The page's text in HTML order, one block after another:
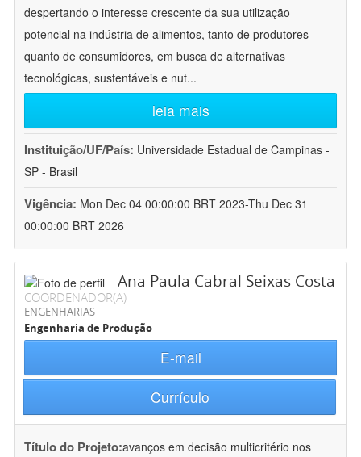
despertando o interesse crescente da sua utilização
potencial na indústria de alimentos, tanto de produtores
quanto de consumidores, em busca de alternativas
tecnológicas, sustentáveis e nut...
leia mais
Instituição/UF/País: Universidade Estadual de Campinas -
SP - Brasil
Vigência: Mon Dec 04 00:00:00 BRT 2023-Thu Dec 31
00:00:00 BRT 2026
Ana Paula Cabral Seixas Costa
COORDENADOR(A)
ENGENHARIAS
Engenharia de Produção
E-mail
Currículo
Título do Projeto:avanços em decisão multicritério nos